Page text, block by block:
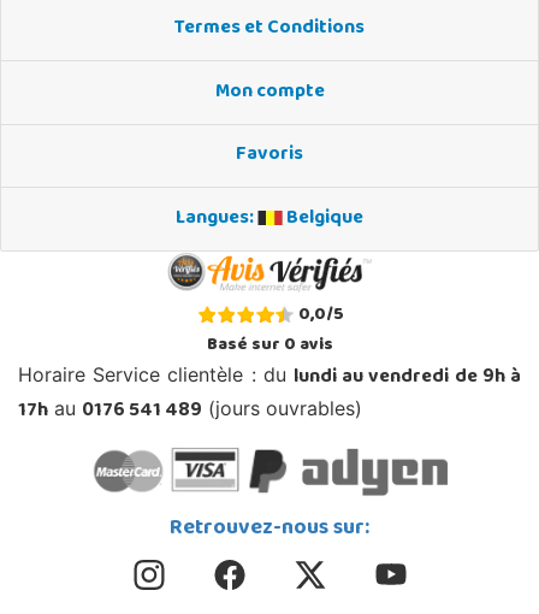
Termes et Conditions
Mon compte
Favoris
Langues:
Belgique
0,0/5
Basé sur0avis
Horaire Service clientèle : du lundi au vendredi de 9h à
17h au 0176 541 489 (jours ouvrables)
Retrouvez-nous sur: